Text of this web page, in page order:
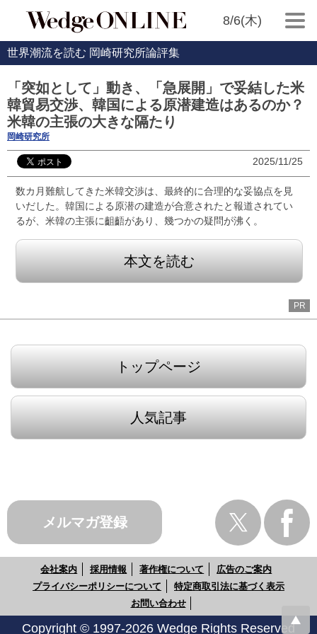
8/6(木)
世界潮流を読む 岡崎研究所論評集
「突如として」動き、「急展開」で妥結した米
韓貿易交渉、韓国による原潜建造はあるのか？
米韓の主張の大きな隔たり
岡崎研究所
2025/11/25
数カ月難航してきた米韓交渉は、最終的に合理的な妥協点を見
いだした。韓国による原潜の建造が合意されたと報道されてい
るが、米韓の主張に齟齬があり、幾つかの疑問が沸く。
本文を読む
PR
トップページ
人気記事
メルマガ登録
会社案内 採用情報 著作権について
広告のご案内
プライバシーポリシーについて
特定商取引法に基づく表示
お問い合わせ
Copyright © 1997-2026 Wedge Rights Reserved